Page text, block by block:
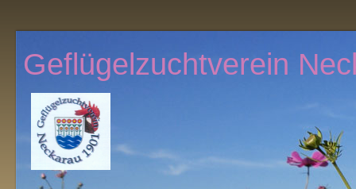
Geflügelzuchtverein